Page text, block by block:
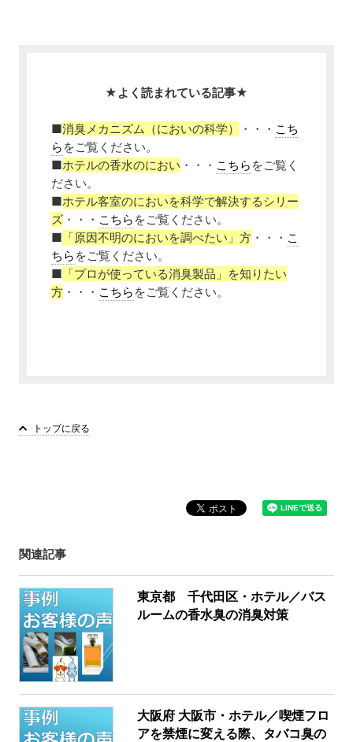
★よく読まれている記事★
■消臭メカニズム（においの科学） ・・・ こち
ら をご覧ください。
■ホテルの香水のにおい ・・・ こちら をご覧く
ださい。
■ホテル客室のにおいを科学で解決するシリー
ズ ・・・ こちら をご覧ください。
■ 「原因不明のにおいを調べたい」方 ・・・ こ
ちら をご覧ください。
■ 「プロが使っている消臭製品」を知りたい
方 ・・・ こちら をご覧ください。
トップに戻る
関連記事
東京都 千代田区・ホテル／バス
ルームの香水臭の消臭対策
大阪府 大阪市・ホテル／喫煙フロ
アを禁煙に変える際、タバコ臭の